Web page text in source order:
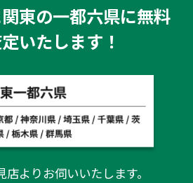
東の一都六県に無料
いたします！
よりお伺いいたします。